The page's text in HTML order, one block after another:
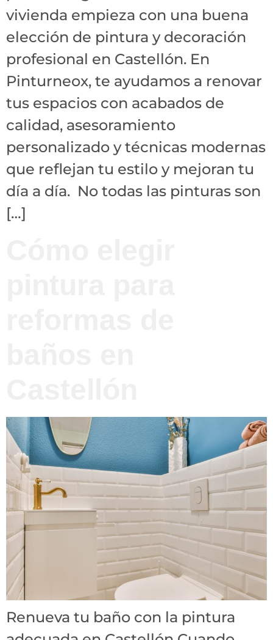
vivienda empieza con una buena
elección de pintura y decoración
profesional en Castellón. En
Pinturneox, te ayudamos a renovar
tus espacios con acabados de
calidad, asesoramiento
personalizado y técnicas modernas
que reflejan tu estilo y mejoran tu
día a día. No todas las pinturas son
[…]
Renueva tu baño con la pintura